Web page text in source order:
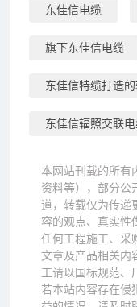
东佳信电缆
旗下东佳信电缆
东佳信特缆打造
东佳信辐照交联
本网站刊载的所有
资料等），部分公
道，转载仅为传递
容的观点、真实性
任何工程施工、采
文章及产品相关内
工请以国标规范、
若本站内容存在侵